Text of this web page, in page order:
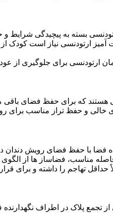
بسته به پیچیدگی شرایط و
ارتودنسی نیاز است کودک از
ارتودنسی برای جلوگیری از
هستند که برای حفظ فضای باقی
خالی و حفظ تراز مناسب برای
فضا با حفظ فضای رویش
مناسب، فضاساز ها از
تهاجم را داشته و برای
از تجمع پلاک در اطراف